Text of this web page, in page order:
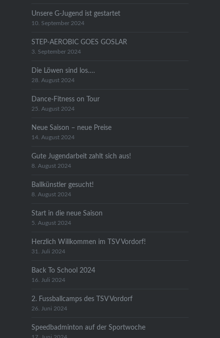
Unsere G-Jugend ist gestartet
10. September 2024
STEP-AEROBIC GOES GOSLAR
3. September 2024
Die Löwen sind los….
28. August 2024
Dance-Fitness on Tour
25. August 2024
Neue Saison – neue Preise
14. August 2024
Gute Jugendarbeit zahlt sich aus!
8. August 2024
Ballkünstler gesucht!
8. August 2024
Start in die neue Saison
5. August 2024
Herzlich Willkommen im TSV Vordorf!
31. Juli 2024
Back To School 2024
16. Juli 2024
2. Fussballcamps des TSV Vordorf
26. Juni 2024
Speedbadminton auf der Sportwoche